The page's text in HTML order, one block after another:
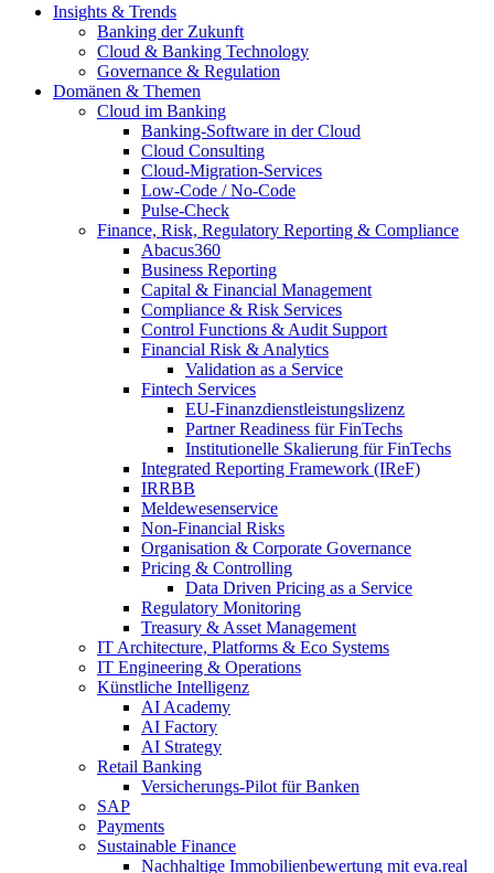
Insights & Trends
Banking der Zukunft
Cloud & Banking Technology
Governance & Regulation
Domänen & Themen
Cloud im Banking
Banking-​Software in der Cloud
Cloud Consulting
Cloud-Migration-Services
Low-Code / No-Code
Pulse-Check
Finance, Risk, Regulatory Reporting & Compliance
Abacus360
Business Reporting
Capital & Financial Management
Compliance & Risk Services
Control Functions & Audit Support
Financial Risk & Analytics
Validation as a Service
Fintech Services
EU-Finanzdienstleistungslizenz
Partner Readiness für FinTechs
Institutionelle Skalierung für FinTechs
Integrated Reporting Framework (IReF)
IRRBB
Meldewesenservice
Non-​Financial Risks
Organisation & Corporate Governance
Pricing & Controlling
Data Driven Pricing as a Service
Regulatory Monitoring
Treasury & Asset Management
IT Architecture, Platforms & Eco Systems
IT Engineering & Operations
Künstliche Intelligenz
AI Academy
AI Factory
AI Strategy
Retail Banking
Versicherungs-​Pilot für Banken
SAP
Payments
Sustainable Finance
Nachhaltige Immobilienbewertung mit eva.real